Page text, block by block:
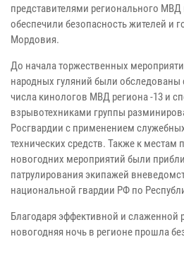
представителями регионального
обеспечили безопасность жителей и
Мордовия.
До начала торжественных
народных гуляний были
числа кинологов МВД региона -13 и
взрывотехниками группы
Росгвардии с применением
технических средств. Также к
новогодних мероприятий были
патрулирования экипажей
национальной гвардии РФ по
Благодаря эффективной и слаженной
новогодняя ночь в регионе прошла